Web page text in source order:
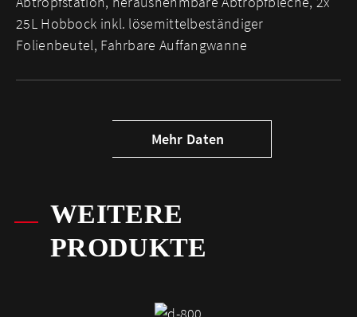
25L Hobbock inkl. lösemittelbeständiger
Folienbeutel, Fahrbare Auffangwanne
Mehr Daten
WEITERE
PRODUKTE